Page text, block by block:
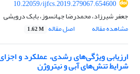
10.22059/ijfcs.2019.279067.654600
جعفر شیرزاد، محمدرضا جهانسوز، بابک درویشی
مشاهده مقاله
اصل مقاله 1.62 M
ارزیابی ویژگی‌های رشدی، عملکرد و
شرایط تنش‌‌های آبی و نیتروژن